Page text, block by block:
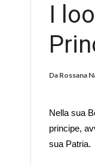
I
Da Rossana
Nella sua
principe,
sua Patria.